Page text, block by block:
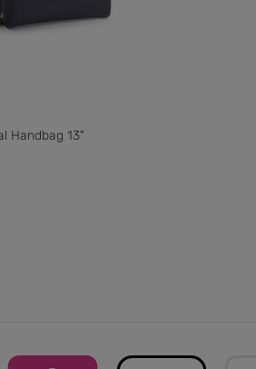
Handbag 13"